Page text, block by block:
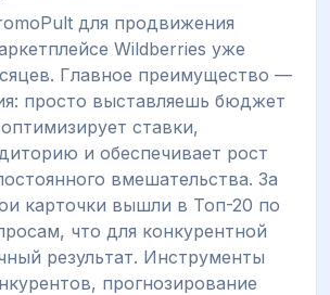
для продвижения
Wildberries уже
Главное преимущество —
просто выставляешь бюджет
ставки,
и обеспечивает рост
вмешательства. За
карточки вышли в Топ-20 по
что для конкурентной
результат. Инструменты
прогнозирование